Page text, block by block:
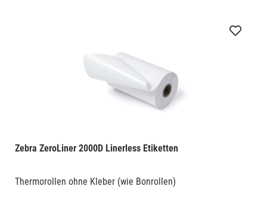
Zebra ZeroLiner 2000D Linerless Etiketten
Thermorollen ohne Kleber (wie Bonrollen)